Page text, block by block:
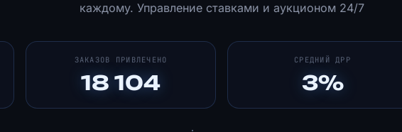
каждому. Управление ставками и аукционом 24/7
ЗАКАЗОВ ПРИВЛЕЧЕНО
18 104
СРЕДНИЙ ДРР
3%